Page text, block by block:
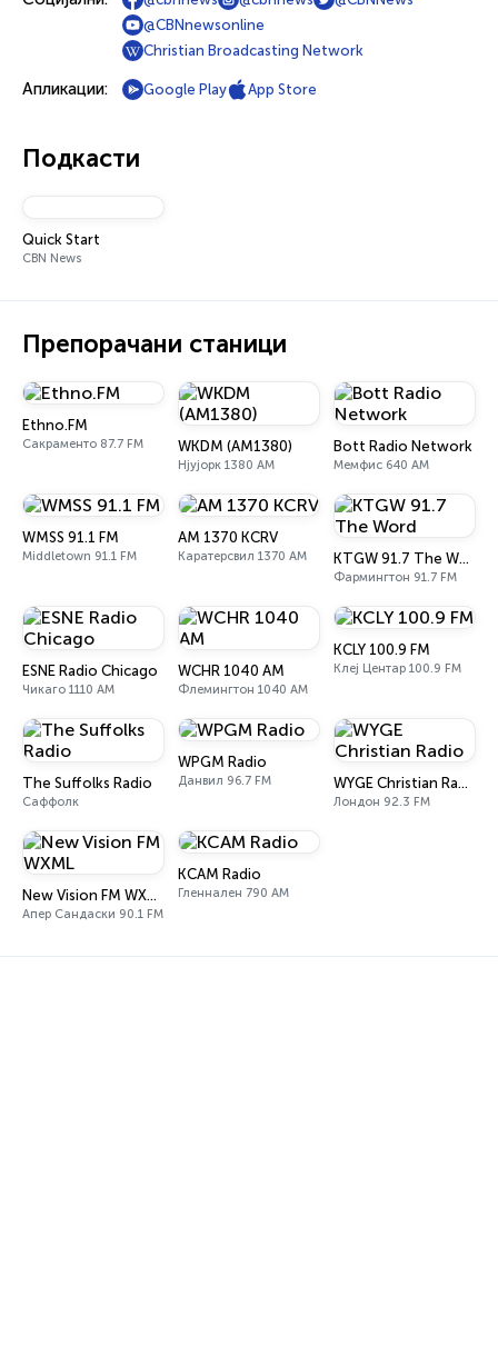
@CBNnewsonline
Christian Broadcasting Network
Апликации: Google Play App Store
Подкасти
Quick Start
CBN News
Препорачани станици
Ethno.FM
Сакраменто 87.7 FM WKDM (AM1380)
Нјујорк 1380 AM
Bott Radio Network
Мемфис 640 AM
WMSS 91.1 FM
Middletown 91.1 FM
AM 1370 KCRV
Каратерсвил 1370 AM KTGW 91.7 The Word
Фармингтон 91.7 FM
ESNE Radio Chicago
Чикаго 1110 AM
WCHR 1040 AM
Флемингтон 1040 AM
KCLY 100.9 FM
Клеј Центар 100.9 FM
The Suffolks Radio
Саффолк
WPGM Radio
Данвил 96.7 FM WYGE Christian Radio
Лондон 92.3 FM
New Vision FM WXML
Апер Сандаски 90.1 FM
KCAM Radio
Гленнален 790 AM